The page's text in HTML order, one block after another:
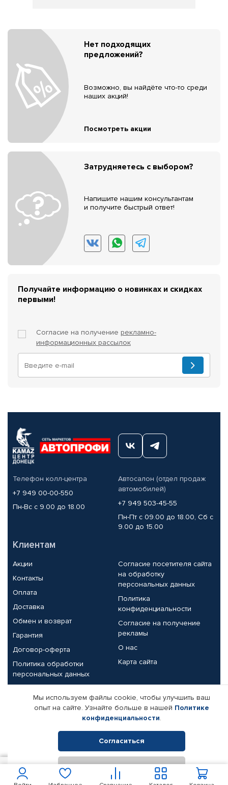
Нет подходящих
предложений?
Возможно, вы найдёте что-то среди
наших акций!
Посмотреть акции
Затрудняетесь с выбором?
Напишите нашим консультантам
и получите быстрый ответ!
Получайте информацию о новинках и скидках
первыми!
Согласие на получение рекламно-
информационных рассылок
Телефон колл-центра
+7 949 00-00-550
Пн-Вс с 9.00 до 18.00
Автосалон (отдел продаж
автомобилей)
+7 949 503-45-55
Пн-Пт с 09.00 до 18.00, Сб с
9.00 до 15.00
Клиентам
Акции
Контакты
Оплата
Доставка
Обмен и возврат
Гарантия
Договор-оферта
Политика обработки
персональных данных
Согласие посетителя сайта
на обработку
персональных данных
Политика
конфиденциальности
Согласие на получение
рекламы
О нас
Карта сайта
Партнерам
Корпоративным клиентам
Поставщикам
Реквизиты компании
© КАМАЗ ЦЕНТР ДОНЕЦК, 2015-2026. Все права защищены.
Интернет-магазин автомобильных товаров Автопрофи.
Мы используем файлы cookie, чтобы улучшить ваш
опыт на сайте. Узнайте больше в нашей Политике
конфиденциальности.
Согласиться
Отклонить
17 600 В корзину